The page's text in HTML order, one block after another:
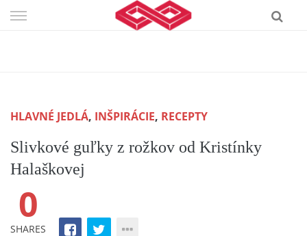
Skip
HLAVNÉ JEDLÁ, INŠPIRÁCIE, RECEPTY
Slivkové guľky z rožkov od Kristínky
Halaškovej‎
0
SHARES